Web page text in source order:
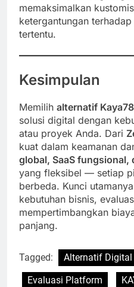
memaksimalkan
ketergantungan
tertentu.
Kesimpulan
Memilih alternatif
solusi digital dengan
atau proyek Anda. Dari
kuat dalam keamanan
global, SaaS fungsional,
yang fleksibel — setiap
berbeda. Kunci
kebutuhan bisnis,
mempertimbangkan
panjang.
Tagged: Alternatif Digital
Evaluasi Platform